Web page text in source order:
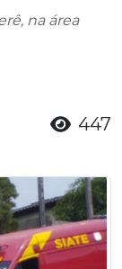
na área
447